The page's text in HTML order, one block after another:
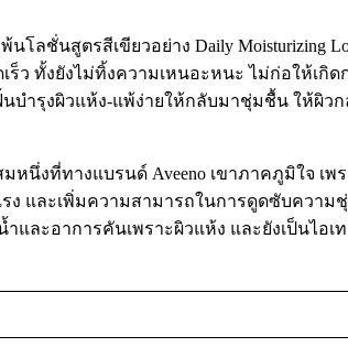
ลชั่นสูตรสีเขียวอย่าง Daily Moisturizing
ร็ว ทั้งยังไม่ทิ้งความเหนอะหนะ ไม่ก่อให้เ
บำรุงผิวแห้ง-แพ้ง่ายให้กลับมาชุ่มชื้น ให้ผิว
นึ่งที่ทางแบรนด์ Aveeno เขาภาคภูมิใจ เพ
ง และเพิ่มความสามารถในการดูดซับความ
ละอาการคันเพราะผิวแห้ง และยังเป็นไอ